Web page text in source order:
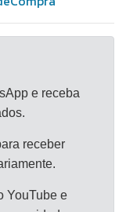
e receba
receber
YouTube e